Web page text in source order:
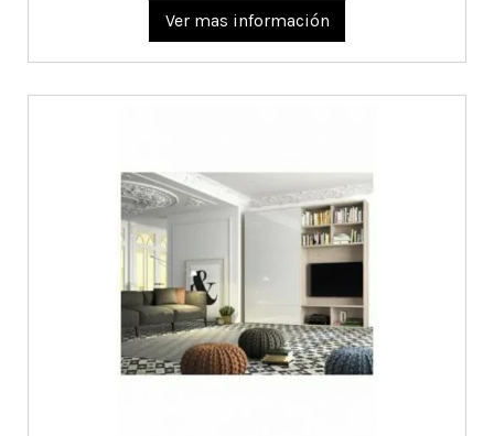
Ver mas información